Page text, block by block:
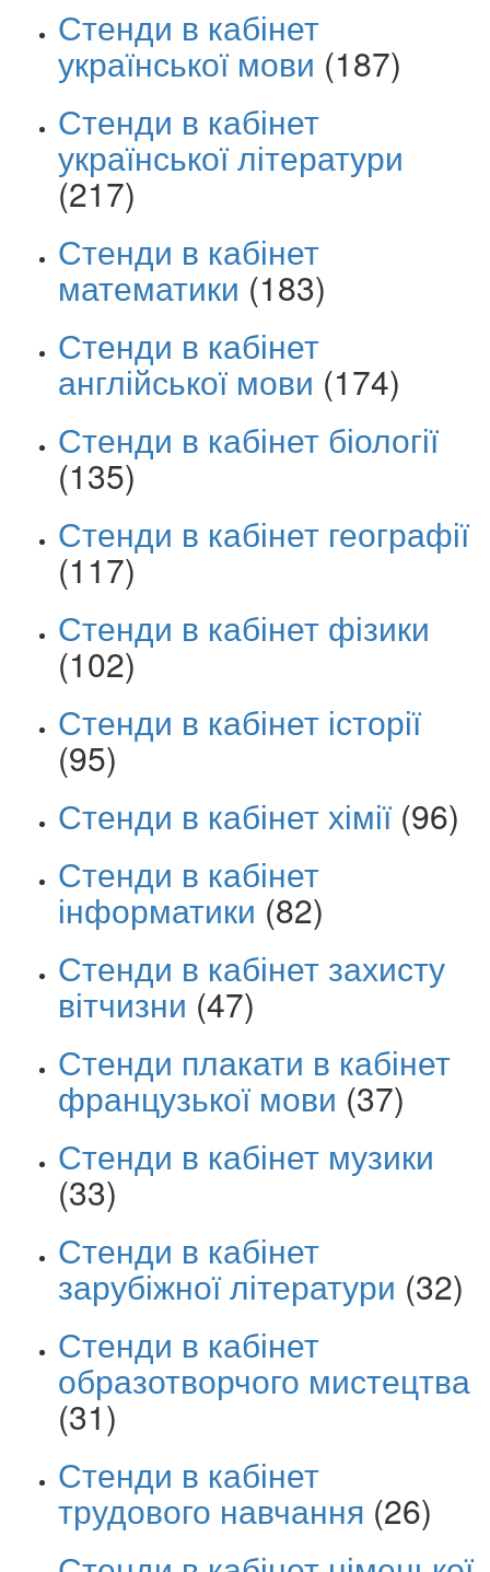
Стенди в кабінет
української мови (187)
Стенди в кабінет
української літератури
(217)
Стенди в кабінет
математики (183)
Стенди в кабінет
англійської мови (174)
Стенди в кабінет біології
(135)
Стенди в кабінет географії
(117)
Стенди в кабінет фізики
(102)
Стенди в кабінет історії
(95)
Стенди в кабінет хімії (96)
Стенди в кабінет
інформатики (82)
Стенди в кабінет захисту
вітчизни (47)
Стенди плакати в кабінет
французької мови (37)
Стенди в кабінет музики
(33)
Стенди в кабінет
зарубіжної літератури (32)
Стенди в кабінет
образотворчого мистецтва
(31)
Стенди в кабінет
трудового навчання (26)